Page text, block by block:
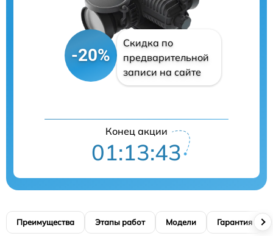
-20%
Скидка по
предварительной
записи на сайте
Конец акции
01:13:42
Преимущества Этапы работ Модели Гарантия